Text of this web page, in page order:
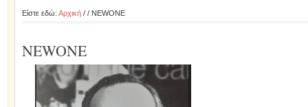
Είστε εδώ: Αρχική/ / NEWONE
NEWONE